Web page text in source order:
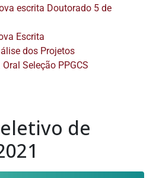
escrita Doutorado 5 de
Escrita
dos Projetos
Seleção PPGCS
de